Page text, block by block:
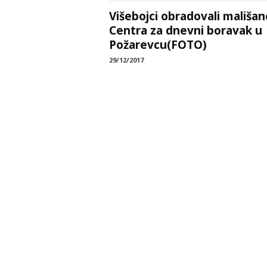
Višebojci obradovali
Centra za dnevni boravak u
Požarevcu(FOTO)
29/12/2017